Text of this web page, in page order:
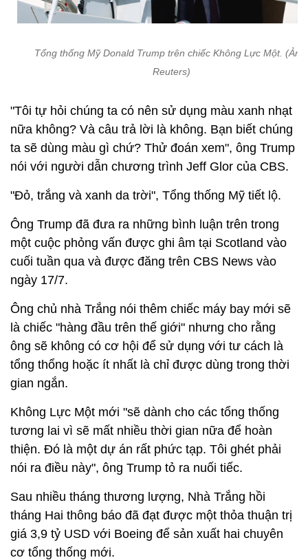
Tổng thống Mỹ Donald Trump trên chiếc Không Lực Một. (Ảnh:
Reuters)
"Tôi tự hỏi chúng ta có nên sử dụng màu xanh nhạt
nữa không? Và câu trả lời là không. Bạn biết chúng
ta sẽ dùng màu gì chứ? Thử đoán xem", ông Trump
nói với người dẫn chương trình Jeff Glor của CBS.
"Đỏ, trắng và xanh da trời", Tổng thống Mỹ tiết lộ.
Ông Trump đã đưa ra những bình luận trên trong
một cuộc phỏng vấn được ghi âm tại Scotland vào
cuối tuần qua và được đăng trên CBS News vào
ngày 17/7.
Ông chủ nhà Trắng nói thêm chiếc máy bay mới sẽ
là chiếc "hàng đầu trên thế giới" nhưng cho rằng
ông sẽ không có cơ hội để sử dụng với tư cách là
tổng thổng hoặc ít nhất là chỉ được dùng trong thời
gian ngắn.
Không Lực Một mới "sẽ dành cho các tổng thống
tương lai vì sẽ mất nhiều thời gian nữa để hoàn
thiện. Đó là một dự án rất phức tạp. Tôi ghét phải
nói ra điều này", ông Trump tỏ ra nuối tiếc.
Sau nhiều tháng thương lượng, Nhà Trắng hồi
tháng Hai thông báo đã đạt được một thỏa thuận trị
giá 3,9 tỷ USD với Boeing để sản xuất hai chuyên
cơ tổng thống mới.